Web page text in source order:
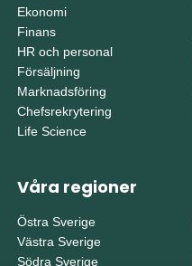
Ekonomi
Finans
HR och personal
Försäljning
Marknadsföring
Chefsrekrytering
Life Science
Våra regioner
Östra Sverige
Västra Sverige
Södra Sverige